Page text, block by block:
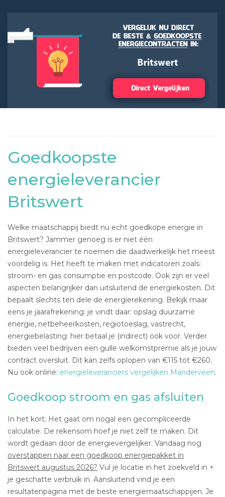
Goedkoopste
energieleverancier
Britswert
Welke maatschappij biedt nu echt goedkope energie in
Britswert? Jammer genoeg is er niet één
energieleverancier te noemen die daadwerkelijk het meest
voordelig is. Het heeft te maken met indicatoren zoals:
stroom- en gas consumptie en postcode. Ook zijn er veel
aspecten belangrijker dan uitsluitend de energiekosten. Dit
bepaalt slechts ten dele de energierekening. Bekijk maar
eens je jaarafrekening: je vindt daar: opslag duurzame
energie, netbeheerkosten, regiotoeslag, vastrecht,
energiebelasting: hier betaal je (indirect) ook voor. Verder
bieden veel bedrijven een gulle welkomstpremie als je jouw
contract oversluit. Dit kan zelfs oplopen van €115 tot €260.
Nu ook online: energieleveranciers vergelijken Manderveen.
Goedkoop stroom en gas afsluiten
In het kort: Het gaat om nogal een gecompliceerde
calculatie. De rekensom hoef je niet zelf te maken. Dit
wordt gedaan door de energievergelijker. Vandaag nog
overstappen naar een goedkoop energiepakket in
Britswert augustus 2026? Vul je locatie in het zoekveld in +
je geschatte verbruik in. Aansluitend vind je een
resultatenpagina met de beste energiemaatschappijen. Je